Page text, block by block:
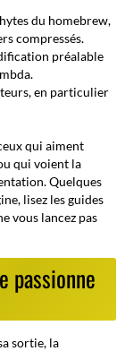
du homebrew,
compressés.
préalable
en particulier
qui aiment
qui voient la
Quelques
lisez les guides
vous lancez pas
passionne
sortie, la